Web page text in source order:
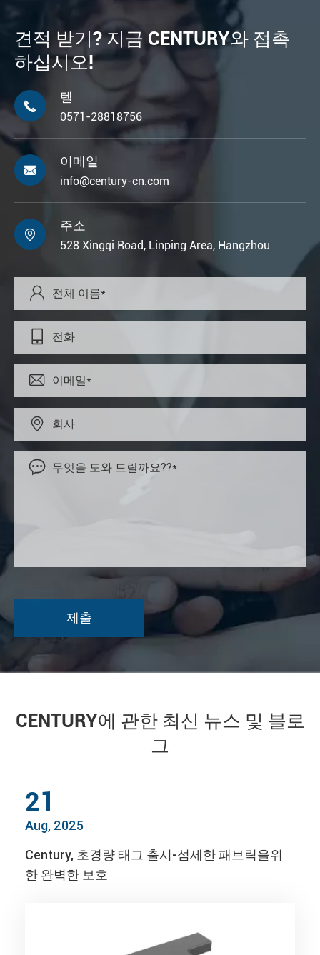
견적 받기? 지금 CENTURY와 접촉
하십시오!

텔
0571-28818756

이메일
info@century-cn.com

주소
528 Xingqi Road, Linping Area, Hangzhou





CENTURY에 관한 최신 뉴스 및 블로
그
21
Aug, 2025
Century, 초경량 태그 출시-섬세한 패브릭을위
한 완벽한 보호